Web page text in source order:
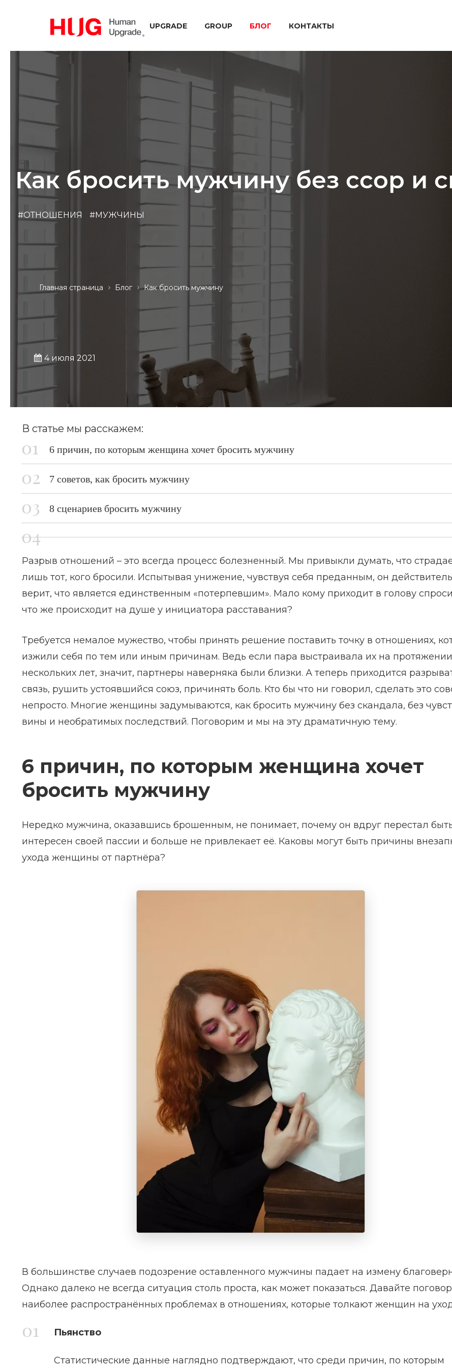
UPGRADE GROUP БЛОГ КОНТАКТЫ
Главная страница Блог Как бросить мужчину
Как бросить мужчину без ссор и
#ОТНОШЕНИЯ #МУЖЧИНЫ
4 июля 2021
В статье мы расскажем:
6 причин, по которым женщина хочет бросить мужчину
7 советов, как бросить мужчину
8 сценариев бросить мужчину
Разрыв отношений – это всегда процесс болезненный. Мы привыкли думать, что
лишь тот, кого бросили. Испытывая унижение, чувствуя себя преданным, он
верит, что является единственным «потерпевшим». Мало кому приходит в голову
что же происходит на душе у инициатора расставания?
Требуется немалое мужество, чтобы принять решение поставить точку в отношениях,
изжили себя по тем или иным причинам. Ведь если пара выстраивала их на протяжении
нескольких лет, значит, партнеры наверняка были близки. А теперь приходится
связь, рушить устоявшийся союз, причинять боль. Кто бы что ни говорил, сделать это
непросто. Многие женщины задумываются, как бросить мужчину без скандала, без
вины и необратимых последствий. Поговорим и мы на эту драматичную тему.
6 причин, по которым женщина хочет
бросить мужчину
Нередко мужчина, оказавшись брошенным, не понимает, почему он вдруг перестал
интересен своей пассии и больше не привлекает её. Каковы могут быть причины
ухода женщины от партнёра?
В большинстве случаев подозрение оставленного мужчины падает на измену
Однако далеко не всегда ситуация столь проста, как может показаться. Давайте
наиболее распространённых проблемах в отношениях, которые толкают женщин на
Пьянство
Статистические данные наглядно подтверждают, что среди причин, по которым